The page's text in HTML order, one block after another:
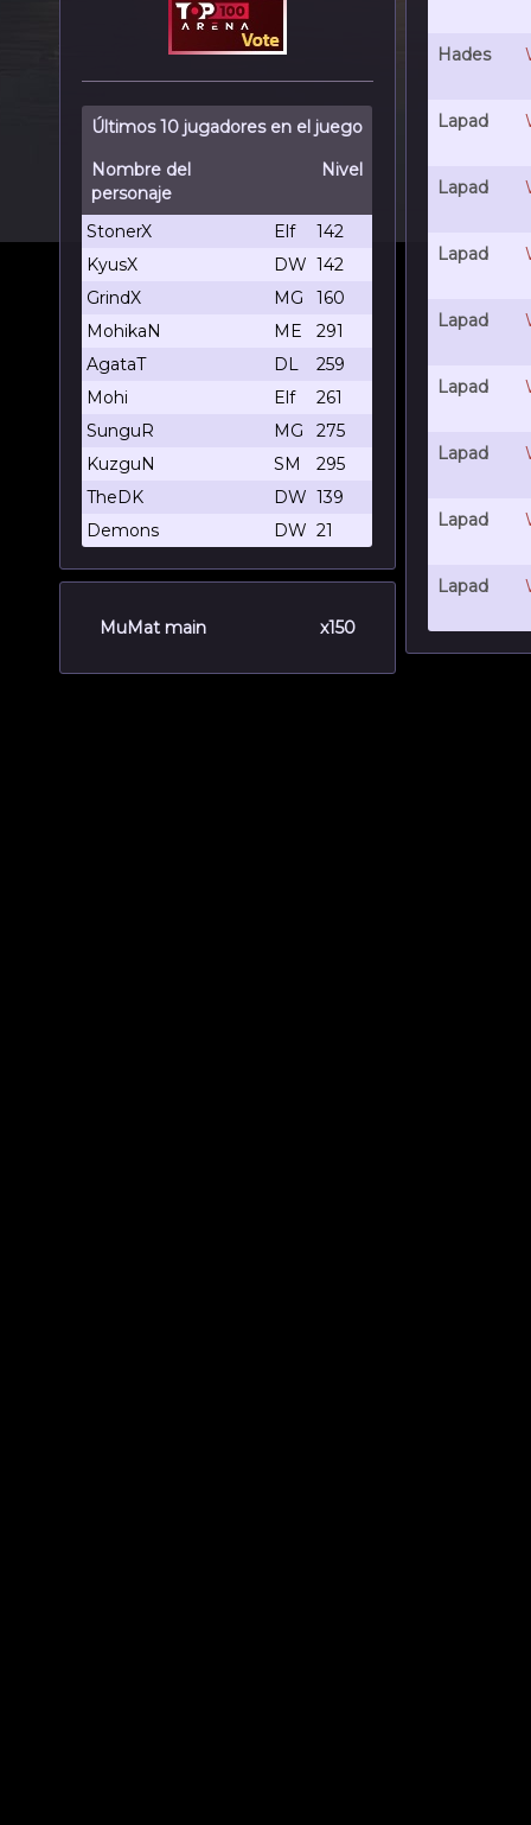
Últimos 10 jugadores en el juego
Nombre del
personaje
Nivel
StonerX Elf
142
KyusX
DW 142
GrindX
MG
160
MohikaN
ME
291
AgataT
DL
259
Mohi
Elf
261
SunguR
MG
275
KuzguN
SM
295
TheDK
DW 139
Demons
DW 21
MuMat main x150
Hades
Lapad
Lapad
Lapad
Lapad
Lapad
Lapad
Lapad
Lapad